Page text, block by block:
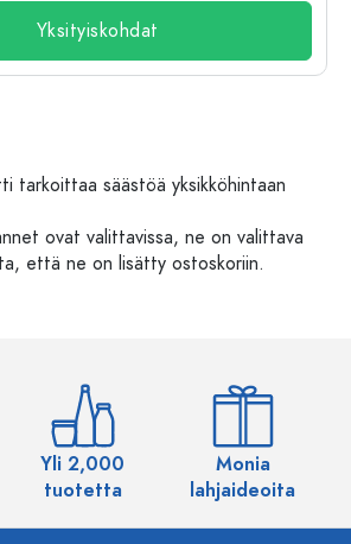
Yksityiskohdat
tarkoittaa säästöä yksikköhintaan
ovat valittavissa, ne on valittava
että ne on lisätty ostoskoriin.
Yli 2,000
tuotetta
Monia
lahjaideoita